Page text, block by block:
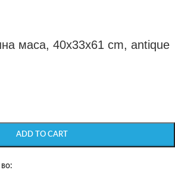
маса, 40x33x61 cm, antique
ADD TO CART